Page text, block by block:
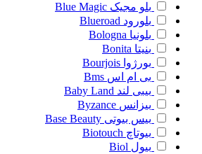
بلو مجیک Blue Magic
بلورود Blueroad
بلونیا Bologna
بنیتا Bonita
بورژوا Bourjois
بی ام اس Bms
بیبی لند Baby Land
بیزانس Byzance
بیس بیوتی Base Beauty
بیوتاچ Biotouch
بیول Biol